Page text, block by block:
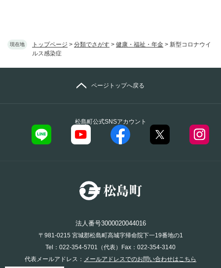
現在地 トップページ > 分類でさがす > 健康・福祉・年金 > 新型コロナウイ
ルス感染症
松島町公式SNSアカウント
ページトップへ戻る
法人番号3000020044016
〒981-0215 宮城郡松島町高城字帰命院下一19番地の1
Tel：022-354-5701（代表）Fax：022-354-3140
代表メールアドレス： メールアドレスでのお問い合わせはこちら